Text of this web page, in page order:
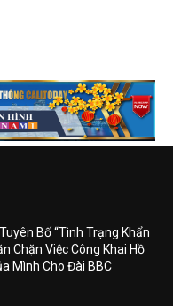
Bố “Tình Trạng Khẩn
Chặn Việc Công Khai Hồ
Mình Cho Đài BBC